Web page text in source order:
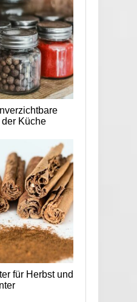
Küche
für Herbst und